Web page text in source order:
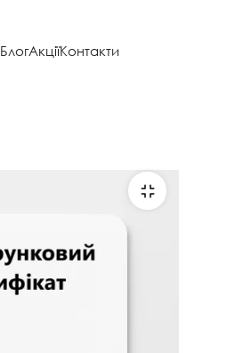
БлогАкціїКонтакти